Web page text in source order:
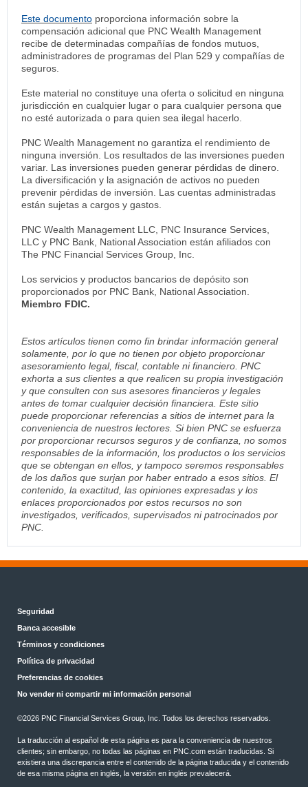
Este documento proporciona información sobre la
compensación adicional que PNC Wealth Management
recibe de determinadas compañías de fondos mutuos,
administradores de programas del Plan 529 y compañías de
seguros.
Este material no constituye una oferta o solicitud en ninguna
jurisdicción en cualquier lugar o para cualquier persona que
no esté autorizada o para quien sea ilegal hacerlo.
PNC Wealth Management no garantiza el rendimiento de
ninguna inversión. Los resultados de las inversiones pueden
variar. Las inversiones pueden generar pérdidas de dinero.
La diversificación y la asignación de activos no pueden
prevenir pérdidas de inversión. Las cuentas administradas
están sujetas a cargos y gastos.
PNC Wealth Management LLC, PNC Insurance Services,
LLC y PNC Bank, National Association están afiliados con
The PNC Financial Services Group, Inc.
Los servicios y productos bancarios de depósito son
proporcionados por PNC Bank, National Association.
Miembro FDIC.
Estos artículos tienen como fin brindar información general
solamente, por lo que no tienen por objeto proporcionar
asesoramiento legal, fiscal, contable ni financiero. PNC
exhorta a sus clientes a que realicen su propia investigación
y que consulten con sus asesores financieros y legales
antes de tomar cualquier decisión financiera. Este sitio
puede proporcionar referencias a sitios de internet para la
conveniencia de nuestros lectores. Si bien PNC se esfuerza
por proporcionar recursos seguros y de confianza, no somos
responsables de la información, los productos o los servicios
que se obtengan en ellos, y tampoco seremos responsables
de los daños que surjan por haber entrado a esos sitios. El
contenido, la exactitud, las opiniones expresadas y los
enlaces proporcionados por estos recursos no son
investigados, verificados, supervisados ni patrocinados por
PNC.
Seguridad
Banca accesible
Términos y condiciones
Política de privacidad
Preferencias de cookies
No vender ni compartir mi información personal
©2026 PNC Financial Services Group, Inc. Todos los derechos reservados.
La traducción al español de esta página es para la conveniencia de nuestros
clientes; sin embargo, no todas las páginas en PNC.com están traducidas. Si
existiera una discrepancia entre el contenido de la página traducida y el contenido
de esa misma página en inglés, la versión en inglés prevalecerá.